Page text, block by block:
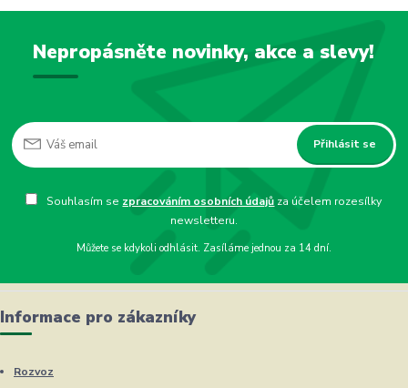
Nepropásněte novinky, akce a slevy!
Přihlásit se
Souhlasím se zpracováním osobních údajů za účelem rozesílky
newsletteru.
Můžete se kdykoli odhlásit. Zasíláme jednou za 14 dní.
Informace pro zákazníky
Rozvoz